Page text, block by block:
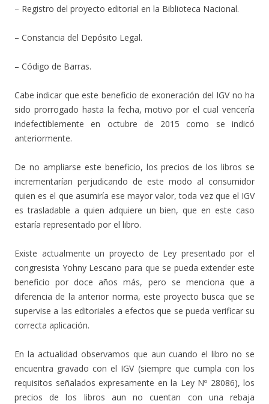
– Registro del proyecto editorial en la Biblioteca Nacional.
– Constancia del Depósito Legal.
– Código de Barras.
Cabe indicar que este beneficio de exoneración del IGV no ha
sido prorrogado hasta la fecha, motivo por el cual vencería
indefectiblemente en octubre de 2015 como se indicó
anteriormente.
De no ampliarse este beneficio, los precios de los libros se
incrementarían perjudicando de este modo al consumidor
quien es el que asumiría ese mayor valor, toda vez que el IGV
es trasladable a quien adquiere un bien, que en este caso
estaría representado por el libro.
Existe actualmente un proyecto de Ley presentado por el
congresista Yohny Lescano para que se pueda extender este
beneficio por doce años más, pero se menciona que a
diferencia de la anterior norma, este proyecto busca que se
supervise a las editoriales a efectos que se pueda verificar su
correcta aplicación.
En la actualidad observamos que aun cuando el libro no se
encuentra gravado con el IGV (siempre que cumpla con los
requisitos señalados expresamente en la Ley Nº 28086), los
precios de los libros aun no cuentan con una rebaja